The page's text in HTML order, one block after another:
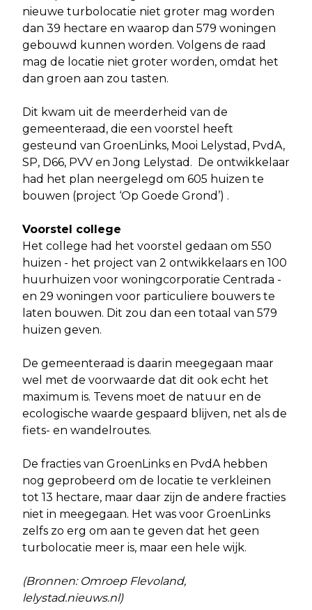
nieuwe turbolocatie niet groter mag worden
dan 39 hectare en waarop dan 579 woningen
gebouwd kunnen worden. Volgens de raad
mag de locatie niet groter worden, omdat het
dan groen aan zou tasten.
Dit kwam uit de meerderheid van de
gemeenteraad, die een voorstel heeft
gesteund van GroenLinks, Mooi Lelystad, PvdA,
SP, D66, PVV en Jong Lelystad. De ontwikkelaar
had het plan neergelegd om 605 huizen te
bouwen (project ‘Op Goede Grond’) .
Voorstel college
Het college had het voorstel gedaan om 550
huizen - het project van 2 ontwikkelaars en 100
huurhuizen voor woningcorporatie Centrada -
en 29 woningen voor particuliere bouwers te
laten bouwen. Dit zou dan een totaal van 579
huizen geven.
De gemeenteraad is daarin meegegaan maar
wel met de voorwaarde dat dit ook echt het
maximum is. Tevens moet de natuur en de
ecologische waarde gespaard blijven, net als de
fiets- en wandelroutes.
De fracties van GroenLinks en PvdA hebben
nog geprobeerd om de locatie te verkleinen
tot 13 hectare, maar daar zijn de andere fracties
niet in meegegaan. Het was voor GroenLinks
zelfs zo erg om aan te geven dat het geen
turbolocatie meer is, maar een hele wijk.
(Bronnen: Omroep Flevoland,
lelystad.nieuws.nl)